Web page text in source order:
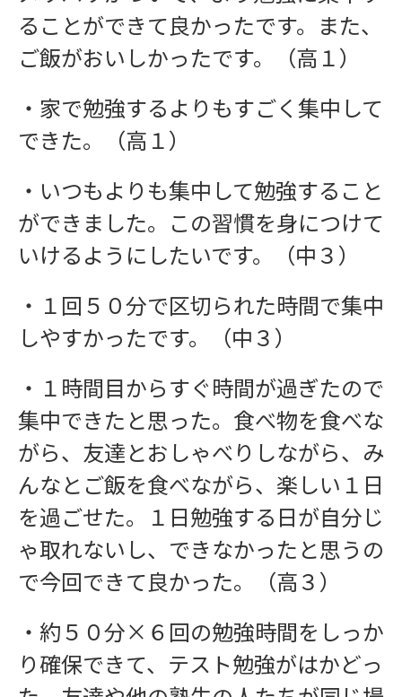
ワークショップ
ることができて良かったです。また、
ご飯がおいしかったです。（高１）
・家で勉強するよりもすごく集中して
できた。（高１）
・いつもよりも集中して勉強すること
ができました。この習慣を身につけて
いけるようにしたいです。（中３）
・１回５０分で区切られた時間で集中
しやすかったです。（中３）
・１時間目からすぐ時間が過ぎたので
集中できたと思った。食べ物を食べな
がら、友達とおしゃべりしながら、み
んなとご飯を食べながら、楽しい１日
を過ごせた。１日勉強する日が自分じ
ゃ取れないし、できなかったと思うの
で今回できて良かった。（高３）
・約５０分×６回の勉強時間をしっか
り確保できて、テスト勉強がはかどっ